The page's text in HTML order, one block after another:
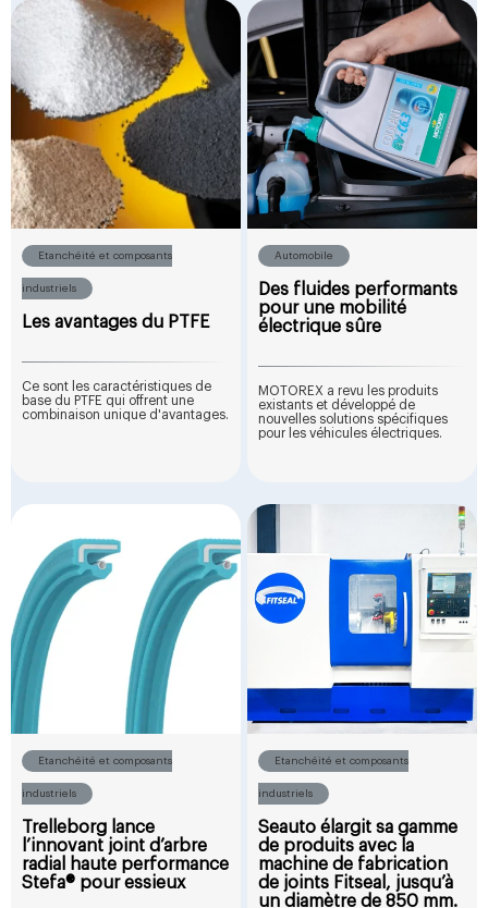
Etanchéité et composants
industriels
Les avantages du PTFE
Ce sont les caractéristiques de
base du PTFE qui offrent une
combinaison unique d'avantages.
Automobile
Des fluides performants
pour une mobilité
électrique sûre
MOTOREX a revu les produits
existants et développé de
nouvelles solutions spécifiques
pour les véhicules électriques.
Etanchéité et composants
industriels
Trelleborg lance
l’innovant joint d’arbre
radial haute performance
Stefa® pour essieux
Etanchéité et composants
industriels
Seauto élargit sa gamme
de produits avec la
machine de fabrication
de joints Fitseal, jusqu’à
un diamètre de 850 mm.